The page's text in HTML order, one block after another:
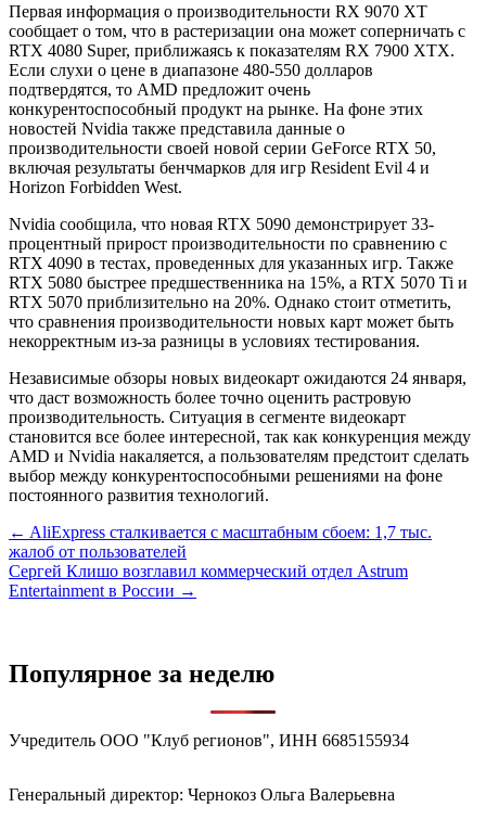
Первая информация о производительности RX 9070 XT
сообщает о том, что в растеризации она может соперничать с
RTX 4080 Super, приближаясь к показателям RX 7900 XTX.
Если слухи о цене в диапазоне 480-550 долларов
подтвердятся, то AMD предложит очень
конкурентоспособный продукт на рынке. На фоне этих
новостей Nvidia также представила данные о
производительности своей новой серии GeForce RTX 50,
включая результаты бенчмарков для игр Resident Evil 4 и
Horizon Forbidden West.
Nvidia сообщила, что новая RTX 5090 демонстрирует 33-
процентный прирост производительности по сравнению с
RTX 4090 в тестах, проведенных для указанных игр. Также
RTX 5080 быстрее предшественника на 15%, а RTX 5070 Ti и
RTX 5070 приблизительно на 20%. Однако стоит отметить,
что сравнения производительности новых карт может быть
некорректным из-за разницы в условиях тестирования.
Независимые обзоры новых видеокарт ожидаются 24 января,
что даст возможность более точно оценить растровую
производительность. Ситуация в сегменте видеокарт
становится все более интересной, так как конкуренция между
AMD и Nvidia накаляется, а пользователям предстоит сделать
выбор между конкурентоспособными решениями на фоне
постоянного развития технологий.
Навигация
по
записям
← AliExpress сталкивается с масштабным сбоем: 1,7 тыс.
жалоб от пользователей
Сергей Клишо возглавил коммерческий отдел Astrum
Entertainment в России →
Популярное за неделю
Учредитель ООО "Клуб регионов", ИНН 6685155934
Генеральный директор: Чернокоз Ольга Валерьевна